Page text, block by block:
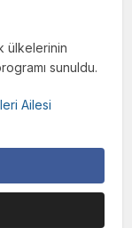
ülkelerinin
sunuldu.
Ailesi